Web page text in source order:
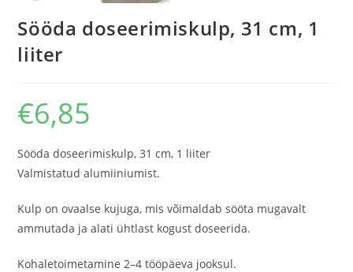
Sööda doseerimiskulp, 31 cm, 1
liiter
€6,85
Sööda doseerimiskulp, 31 cm, 1 liiter
Valmistatud alumiiniumist.
Kulp on ovaalse kujuga, mis võimaldab sööta mugavalt
ammutada ja alati ühtlast kogust doseerida.
Kohaletoimetamine 2–4 tööpäeva jooksul.